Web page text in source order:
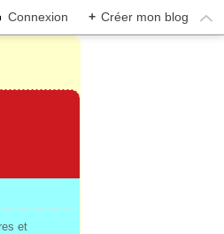
Connexion + Créer mon blog
et